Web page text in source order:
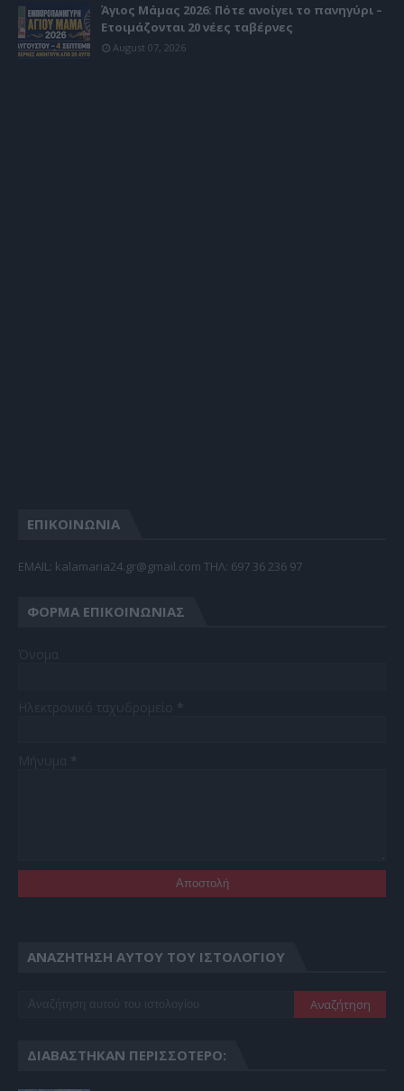
Άγιος Μάμας 2026: Πότε ανοίγει το πανηγύρι –
Ετοιμάζονται 20 νέες ταβέρνες
August 07, 2026
ΕΠΙΚΟΙΝΩΝΙΑ
EMAIL: kalamaria24.gr@gmail.com TΗΛ: 697 36 236 97
ΦΌΡΜΑ ΕΠΙΚΟΙΝΩΝΊΑΣ
ΑΝΑΖΉΤΗΣΗ ΑΥΤΟΎ ΤΟΥ ΙΣΤΟΛΟΓΊΟΥ
ΔΙΑΒΆΣΤΗΚΑΝ ΠΕΡΙΣΣΌΤΕΡΟ: